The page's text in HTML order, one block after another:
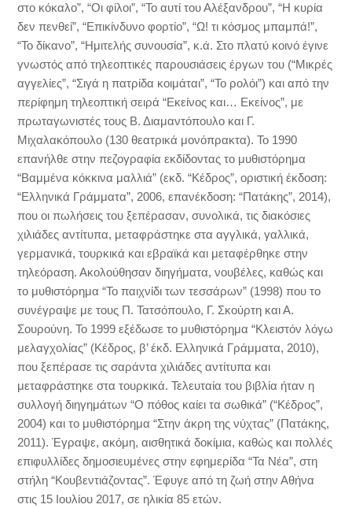
στο κόκαλο”, “Οι φίλοι”, “Το αυτί του Αλέξανδρου”, “Η κυρία
δεν πενθεί”, “Επικίνδυνο φορτίο”, “Ω! τι κόσμος μπαμπά!”,
“Το δίκανο”, “Ημιτελής συνουσία”, κ.ά. Στο πλατύ κοινό έγινε
γνωστός από τηλεοπτικές παρουσιάσεις έργων του (“Μικρές
αγγελίες”, “Σιγά η πατρίδα κοιμάται”, “Το ρολόι”) και από την
περίφημη τηλεοπτική σειρά “Εκείνος και… Εκείνος”, με
πρωταγωνιστές τους Β. Διαμαντόπουλο και Γ.
Μιχαλακόπουλο (130 θεατρικά μονόπρακτα). Το 1990
επανήλθε στην πεζογραφία εκδίδοντας το μυθιστόρημα
“Βαμμένα κόκκινα μαλλιά” (εκδ. “Κέδρος”, οριστική έκδοση:
“Ελληνικά Γράμματα”, 2006, επανέκδοση: “Πατάκης”, 2014),
που οι πωλήσεις του ξεπέρασαν, συνολικά, τις διακόσιες
χιλιάδες αντίτυπα, μεταφράστηκε στα αγγλικά, γαλλικά,
γερμανικά, τουρκικά και εβραϊκά και μεταφέρθηκε στην
τηλεόραση. Ακολούθησαν διηγήματα, νουβέλες, καθώς και
το μυθιστόρημα “Το παιχνίδι των τεσσάρων” (1998) που το
συνέγραψε με τους Π. Τατσόπουλο, Γ. Σκούρτη και Α.
Σουρούνη. Το 1999 εξέδωσε το μυθιστόρημα “Κλειστόν λόγω
μελαγχολίας” (Κέδρος, β’ έκδ. Ελληνικά Γράμματα, 2010),
που ξεπέρασε τις σαράντα χιλιάδες αντίτυπα και
μεταφράστηκε στα τουρκικά. Τελευταία του βιβλία ήταν η
συλλογή διηγημάτων “Ο πόθος καίει τα σωθικά” (“Κέδρος”,
2004) και το μυθιστόρημα “Στην άκρη της νύχτας” (Πατάκης,
2011). Έγραψε, ακόμη, αισθητικά δοκίμια, καθώς και πολλές
επιφυλλίδες δημοσιευμένες στην εφημερίδα “Τα Νέα”, στη
στήλη “Κουβεντιάζοντας”. Έφυγε από τη ζωή στην Αθήνα
στις 15 Ιουλίου 2017, σε ηλικία 85 ετών.